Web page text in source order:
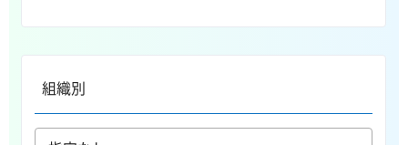
組織別